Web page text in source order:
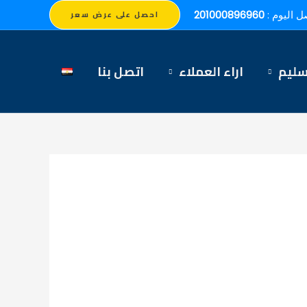
اليوم :201000896960 احصل على عرض سعر
اراء العملاء اتصل بنا